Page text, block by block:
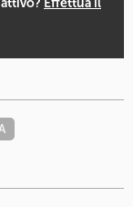
Effettua il